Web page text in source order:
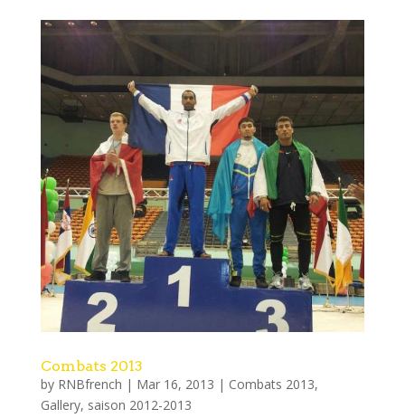
Combats 2013
by RNBfrench | Mar 16, 2013 | Combats 2013,
Gallery, saison 2012-2013